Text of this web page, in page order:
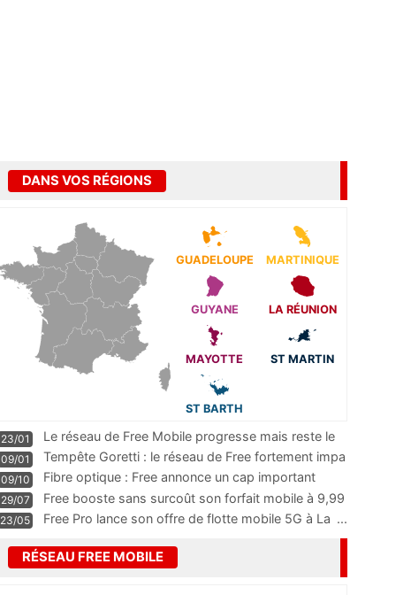
DANS VOS RÉGIONS
GUADELOUPE MARTINIQUE
GUYANE LA RÉUNION
MAYOTTE ST MARTIN
ST BARTH
23/01
Le réseau de Free Mobile progresse mais reste le
m
...
09/01
Tempête Goretti : le réseau de Free fortement impa
09/10
Fibre optique : Free annonce un cap important
pass
...
29/07
Free booste sans surcoût son forfait mobile à 9,99
23/05 Free Pro lance son offre de flotte mobile 5G à La ...
RÉSEAU FREE MOBILE